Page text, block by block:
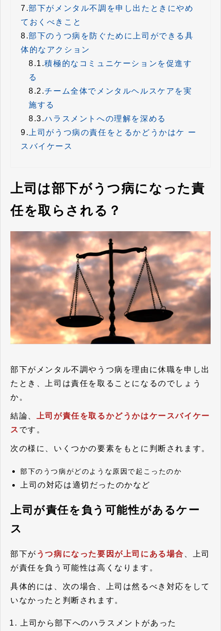
7.部下がメンタル不調を申し出たときにやめ
ておくべきこと
8.部下のうつ病を防ぐために上司ができる具
体的なアクション
8.1.積極的なコミュニケーションを促進す
る
8.2.チーム全体でメンタルヘルスケアを実
施する
8.3.ハラスメントへの理解を深める
9. 上司がうつ病の責任をとるかどうかはケ ー
スバイケース
上司は部下がうつ病になった責
任を取らされる？
部下がメンタル不調やうつ病を理由に休職を申し出
たとき、上司は責任を取ることになるのでしょう
か。
結論、
上司が責任を取るかどうかはケースバイケー
ス です。
次の様に、いくつかの要素をもとに判断されます。
部下のうつ病がどのような原因で起こったのか
上司の対応は適切だったのかなど
上司が責任を負う可能性があるケー
ス
部下が うつ病になった要因が上司にある場合
、上司
が責任を負う可能性は高くなります。
具体的には、次の場合、上司は然るべき対応をして
いなかったと判断されます。
上司から部下へのハラスメントがあった